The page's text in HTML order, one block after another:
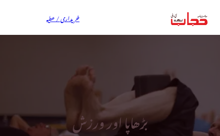
خریداری / عطیہ
بڑھاپا اور ورزش